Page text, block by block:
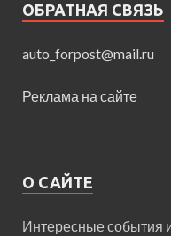
ОБРАТНАЯ СВЯЗЬ
auto_forpost@mail.ru
Реклама на сайте
О САЙТЕ
Интересные события